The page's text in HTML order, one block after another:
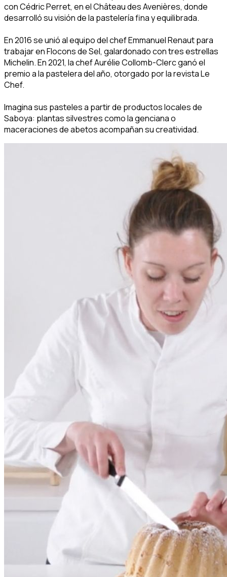
con Cédric Perret, en el Château des Avenières, donde
desarrolló su visión de la pastelería fina y equilibrada.
En 2016 se unió al equipo del chef Emmanuel Renaut para
trabajar en Flocons de Sel, galardonado con tres estrellas
Michelin. En 2021, la chef Aurélie Collomb-Clerc ganó el
premio a la pastelera del año, otorgado por la revista Le
Chef.
Imagina sus pasteles a partir de productos locales de
Saboya: plantas silvestres como la genciana o
maceraciones de abetos acompañan su creatividad.